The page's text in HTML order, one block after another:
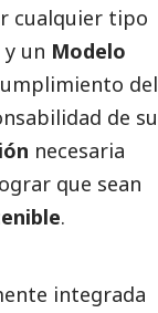
cualquier tipo
y un Modelo
del
de su
necesaria
que sean
.
integrada